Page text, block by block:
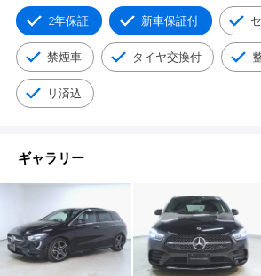
2年保証 新車保証付
禁煙車 タイヤ交換付
リ済込
ギャラリー